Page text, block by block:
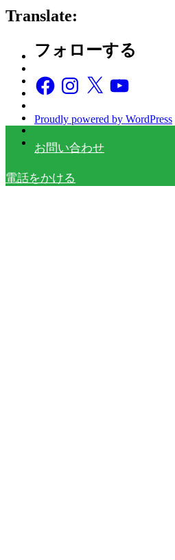
Category
–
Translate:
フォローする
FacebookInstagram
X YouTube
Proudly powered by WordPress
お問い合わせ
電話をかける